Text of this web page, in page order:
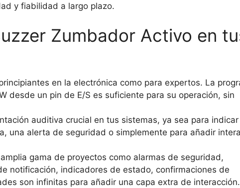
y fiabilidad a largo plazo.
Zumbador Activo en
en la electrónica como para expertos. La
desde un pin de E/S es suficiente para su operación, sin
auditiva crucial en tus sistemas, ya sea para indicar
una alerta de seguridad o simplemente para añadir
gama de proyectos como alarmas de seguridad,
notificación, indicadores de estado, confirmaciones de
son infinitas para añadir una capa extra de interacción.